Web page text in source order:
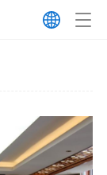
成立预备讨